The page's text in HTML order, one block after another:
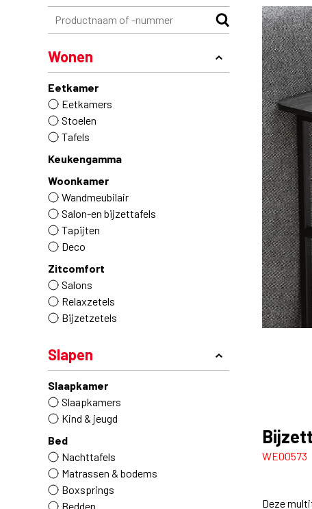
Wonen
Eetkamer
Eetkamers
Stoelen
Tafels
Keukengamma
Woonkamer
Wandmeubilair
Salon-en bijzettafels
Tapijten
Deco
Zitcomfort
Salons
Relaxzetels
Bijzetzetels
Slapen
Slaapkamer
Slaapkamers
Kind & jeugd
Bed
Nachttafels
Matrassen & bodems
Boxsprings
Bedden
WE00573
Deze